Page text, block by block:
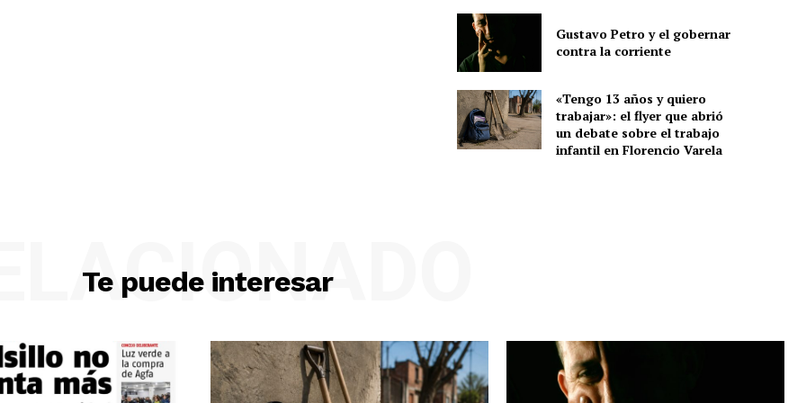
Gustavo Petro y el gobernar
contra la corriente
«Tengo 13 años y quiero
trabajar»: el flyer que abrió
un debate sobre el trabajo
infantil en Florencio Varela
Te puede interesar